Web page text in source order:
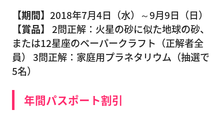
【期間】 2018年7月4日（水）～9月9日（日）
【賞品】 2問正解：火星の砂に似た地球の砂、
または12星座のペーパークラフト（正解者全
員） 3問正解：家庭用プラネタリウム（抽選で
5名）
年間パスポート割引